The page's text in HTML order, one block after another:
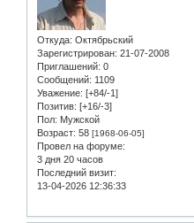
Откуда: Oктябрьский
Зарегистрирован: 21-07-2008
Приглашений: 0
Сообщений: 1109
Уважение: [+84/-1]
Позитив: [+16/-3]
Пол: Мужской
Возраст: 58 [1968-06-05]
Провел на форуме:
3 дня 20 часов
Последний визит:
13-04-2026 12:36:33